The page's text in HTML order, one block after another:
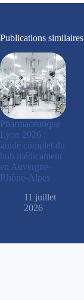
Publications similaires
Pharmaceutique
Lyon 2026 :
guide complet du
hub médicament
en Auvergne-
Rhône-Alpes
11 juillet
2026